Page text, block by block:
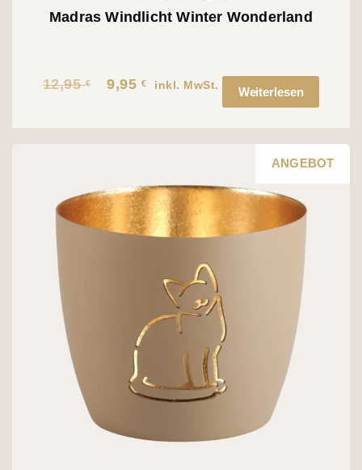
Madras Windlicht Winter Wonderland
12,95€
Ursprünglicher
war:
9,95 €Aktueller
ist:
inkl. MwSt.
Weiterlesen
ANGEBOT